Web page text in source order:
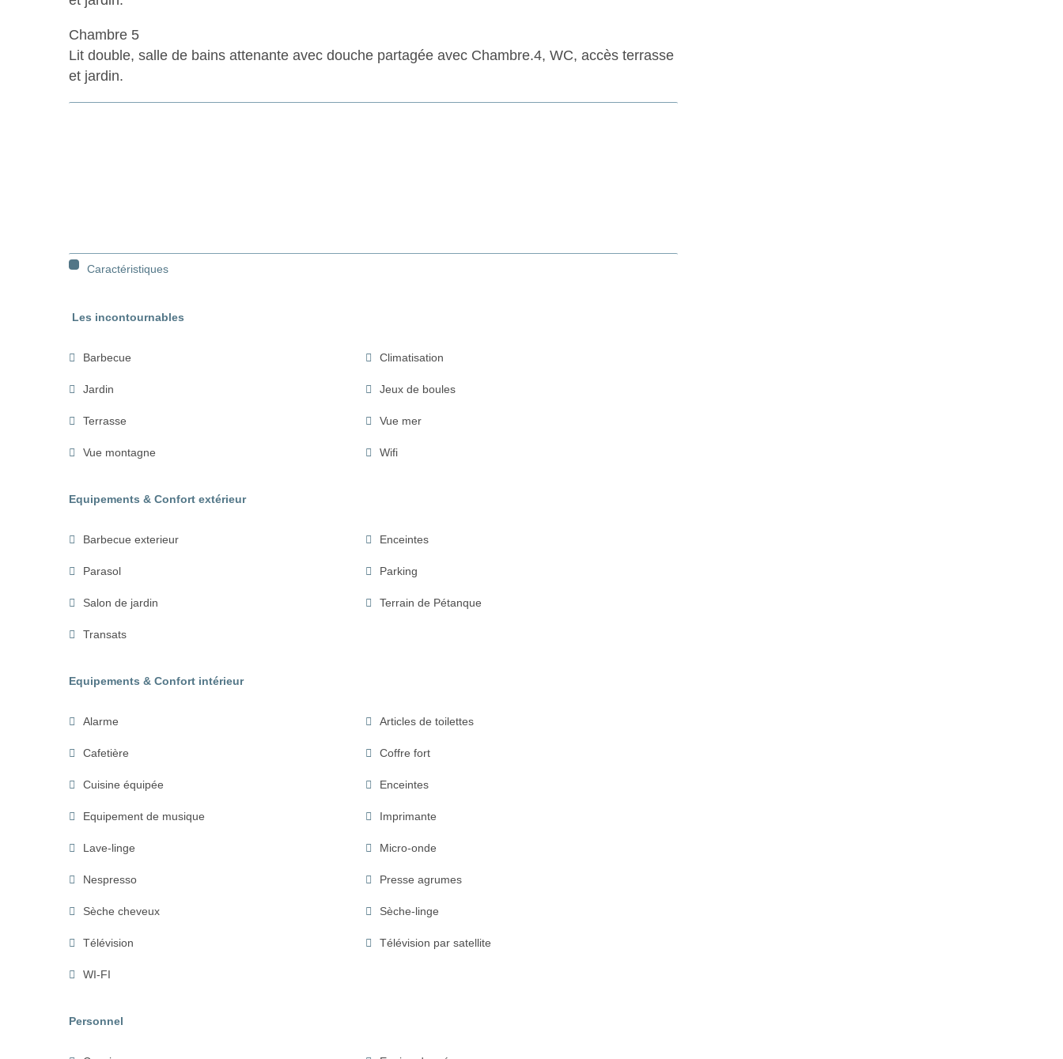
Chambre 5
Lit double, salle de bains attenante avec douche partagée avec Chambre.4, WC, accès terrasse
et jardin.
Caractéristiques
Les incontournables
Barbecue Climatisation
Jardin Jeux de boules
Terrasse Vue mer
Vue montagne Wifi
Equipements & Confort extérieur
Barbecue exterieur Enceintes
Parasol Parking
Salon de jardin Terrain de Pétanque
Transats
Equipements & Confort intérieur
Alarme Articles de toilettes
Cafetière Coffre fort
Cuisine équipée Enceintes
Equipement de musique Imprimante
Lave-linge Micro-onde
Nespresso Presse agrumes
Sèche cheveux Sèche-linge
Télévision Télévision par satellite
WI-FI
Personnel